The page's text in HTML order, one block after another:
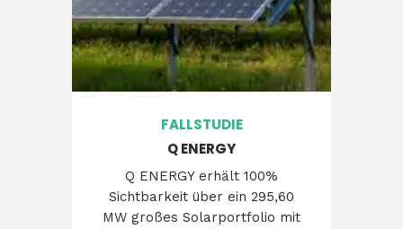
FALLSTUDIE
Q ENERGY
Q ENERGY erhält 100%
Sichtbarkeit über ein 295,60
MW großes Solarportfolio mit